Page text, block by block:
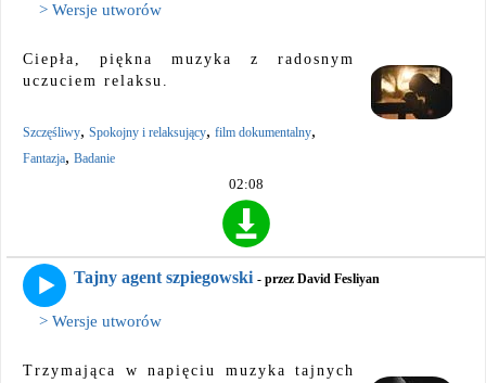
> Wersje utworów
Ciepła, piękna muzyka z radosnym
uczuciem relaksu.
Szczęśliwy, Spokojny i relaksujący, film dokumentalny,
Fantazja, Badanie
02:08
Tajny agent szpiegowski - przez David Fesliyan
> Wersje utworów
Trzymająca w napięciu muzyka tajnych